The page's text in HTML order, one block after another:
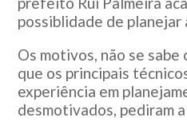
possiblidade de planejar
Os motivos, não se
que os principais
experiência em
desmotivados, pediram